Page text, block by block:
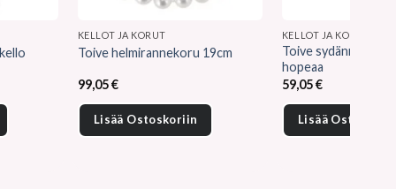
KELLOT JA KORUT
Toive helmirannekoru 19cm
99,05€
Lisää Ostoskoriin
KELLOT JA KORUT
Toive sydänriipus
hopeaa
59,05€
Lisää